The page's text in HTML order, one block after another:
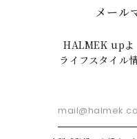
メール
HALMEK upよ
ライフスタイル